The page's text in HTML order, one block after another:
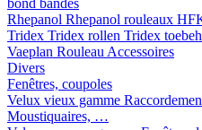
bond bandes
Rhepanol Rhepanol rouleaux
Tridex Tridex rollen Tridex
Vaeplan Rouleau Accessoires
Divers
Fenêtres, coupoles
Velux vieux gamme
Moustiquaires, …